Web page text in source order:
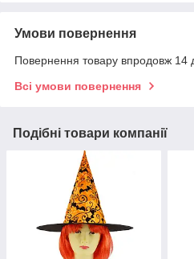
Умови повернення
Повернення товару впродовж 14
Всі умови повернення
Подібні товари компанії